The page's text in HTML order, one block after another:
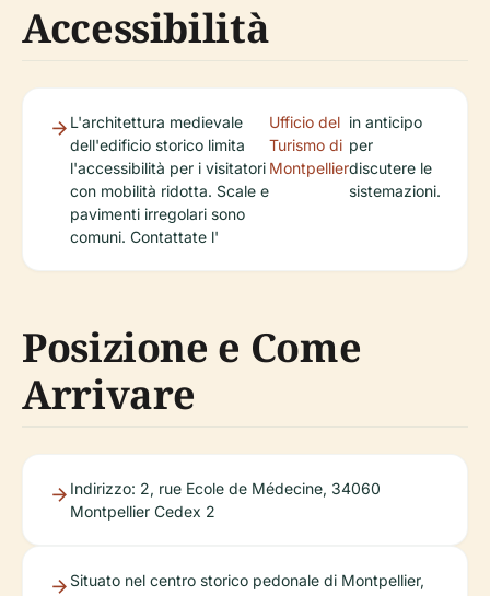
Accessibilità
L'architettura medievale
dell'edificio storico limita
l'accessibilità per i visitatori
con mobilità ridotta. Scale e
pavimenti irregolari sono
comuni. Contattate l'
Ufficio del
Turismo di
Montpellier
in anticipo
per
discutere le
sistemazioni.
Posizione e Come
Arrivare
Indirizzo: 2, rue Ecole de Médecine, 34060
Montpellier Cedex 2
Situato nel centro storico pedonale di Montpellier,